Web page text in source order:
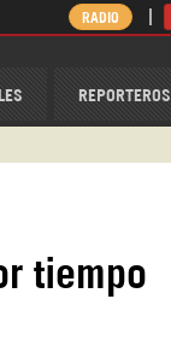
REPORTEROS
RADIO
tiempo